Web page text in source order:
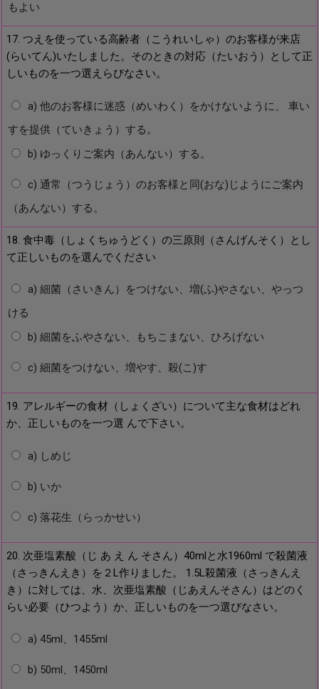
もよい
17. つえを使っている高齢者（こうれいしゃ）のお客様が来店
(らいてん)いたしました。そのときの対応（たいおう）として正
しいものを一つ選えらびなさい。
a) 他のお客様に迷惑（めいわく）をかけないように、 車い
すを提供（ていきょう）する。
b) ゆっくりご案内（あんない）する。
c) 通常（つうじょう）のお客様と同(おな)じようにご案内
（あんない）する。
18. 食中毒（しょくちゅうどく）の三原則（さんげんそく）とし
て正しいものを選んでください
a) 細菌（さいきん）をつけない、増(ふ)やさない、やっつ
ける
b) 細菌をふやさない、もちこまない、ひろげない
c) 細菌をつけない、増やす、殺(こ)す
19. アレルギーの食材（しょくざい）について主な食材はどれ
か、正しいものを一つ選 んで下さい。
a) しめじ
b) いか
c) 落花生（らっかせい）
20. 次亜塩素酸（じ あ え ん そさん）40mlと水1960ml で殺菌液
（さっきんえき）を２L作りました。 1.5L殺菌液（さっきんえ
き）に対しては、水、次亜塩素酸（じあえんそさん）はどのく
らい必要（ひつよう）か、正しいものを一つ選びなさい。
a) 45ml、1455ml
b) 50ml、1450ml